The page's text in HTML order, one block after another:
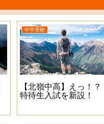
中学受験
【北嶺中高】えっ！？
特待生入試を新設！